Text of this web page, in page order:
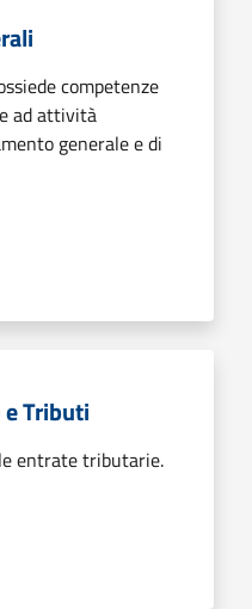
competenze
ad attività
generale e di
Tributi
entrate tributarie.